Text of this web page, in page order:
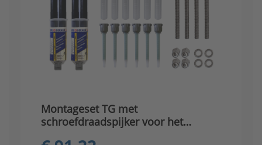
Montageset TG met
schroefdraadspijker voor het